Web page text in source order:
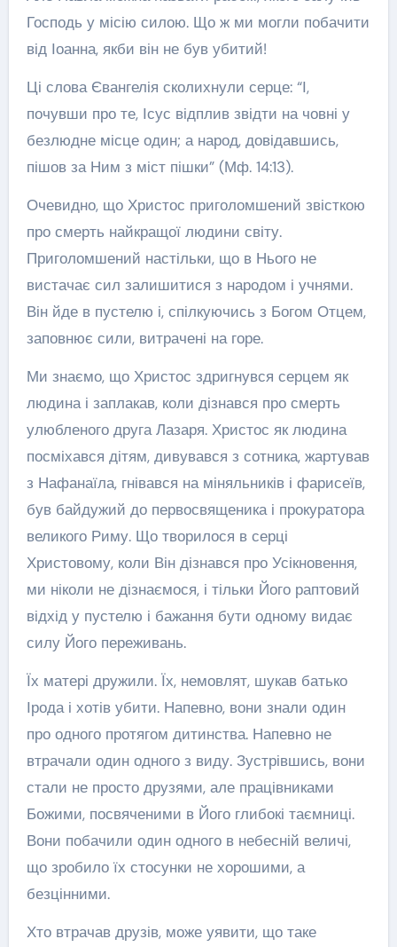
Господь у місію силою. Що ж ми могли побачити
від Іоанна, якби він не був убитий!
Ці слова Євангелія сколихнули серце: “І,
почувши про те, Ісус відплив звідти на човні у
безлюдне місце один; а народ, довідавшись,
пішов за Ним з міст пішки” (Мф. 14:13).
Очевидно, що Христос приголомшений звісткою
про смерть найкращої людини світу.
Приголомшений настільки, що в Нього не
вистачає сил залишитися з народом і учнями.
Він йде в пустелю і, спілкуючись з Богом Отцем,
заповнює сили, витрачені на горе.
Ми знаємо, що Христос здригнувся серцем як
людина і заплакав, коли дізнався про смерть
улюбленого друга Лазаря. Христос як людина
посміхався дітям, дивувався з сотника, жартував
з Нафанаїла, гнівався на міняльників і фарисеїв,
був байдужий до первосвященика і прокуратора
великого Риму. Що творилося в серці
Христовому, коли Він дізнався про Усікновення,
ми ніколи не дізнаємося, і тільки Його раптовий
відхід у пустелю і бажання бути одному видає
силу Його переживань.
Їх матері дружили. Їх, немовлят, шукав батько
Ірода і хотів убити. Напевно, вони знали один
про одного протягом дитинства. Напевно не
втрачали один одного з виду. Зустрівшись, вони
стали не просто друзями, але працівниками
Божими, посвяченими в Його глибокі таємниці.
Вони побачили один одного в небесній величі,
що зробило їх стосунки не хорошими, а
безцінними.
Хто втрачав друзів, може уявити, що таке